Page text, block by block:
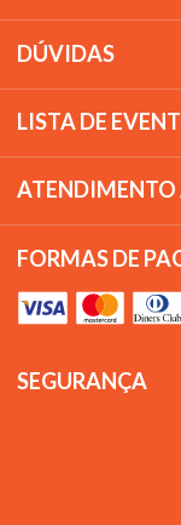
DÚVIDAS
LISTA DE
ATENDIMENTO
FORMAS DE
SEGURANÇA